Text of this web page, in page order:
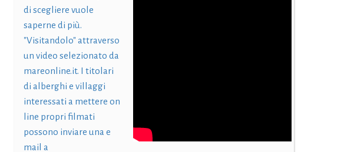
di scegliere vuole
saperne di più.
"Visitandolo" attraverso
un video selezionato da
mareonline.it. I titolari
di alberghi e villaggi
interessati a mettere on
line propri filmati
possono inviare una e
mail a